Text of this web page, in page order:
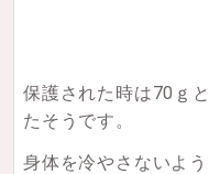
保護された時は70ｇ
たそうです。
身体を冷やさないよ